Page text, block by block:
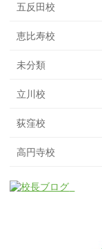
五反田校
恵比寿校
未分類
立川校
荻窪校
高円寺校